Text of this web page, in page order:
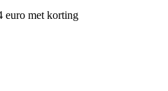
euro met korting